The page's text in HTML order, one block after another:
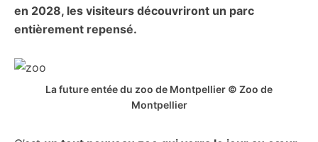
en 2028, les visiteurs découvriront un parc
entièrement repensé.
La future entée du zoo de Montpellier © Zoo de
Montpellier